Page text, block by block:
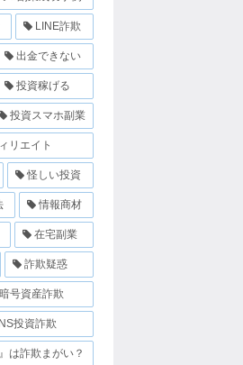
LINE詐欺
出金できない
投資稼げる
投資スマホ副業
リエイト
怪しい投資
情報商材
在宅副業
詐欺疑惑
暗号資産詐欺
投資詐欺
は詐欺まがい？